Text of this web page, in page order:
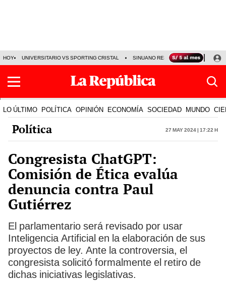
HOY UNIVERSITARIO VS SPORTING CRISTAL SINUANO RESULTADOS HOY
LO ÚLTIMO POLÍTICA OPINIÓN ECONOMÍA SOCIEDAD MUNDO
Política 27 May 2024 | 17:22 h
Congresista ChatGPT:
Comisión de Ética evalúa
denuncia contra Paul
Gutiérrez
El parlamentario será revisado por usar
Inteligencia Artificial en la elaboración de sus
proyectos de ley. Ante la controversia, el
congresista solicitó formalmente el retiro de
dichas iniciativas legislativas.